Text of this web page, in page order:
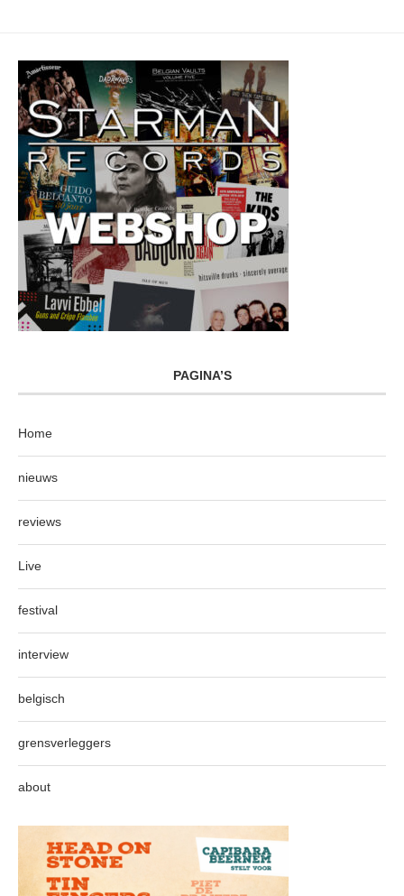
PAGINA’S
Home
nieuws
reviews
Live
festival
interview
belgisch
grensverleggers
about